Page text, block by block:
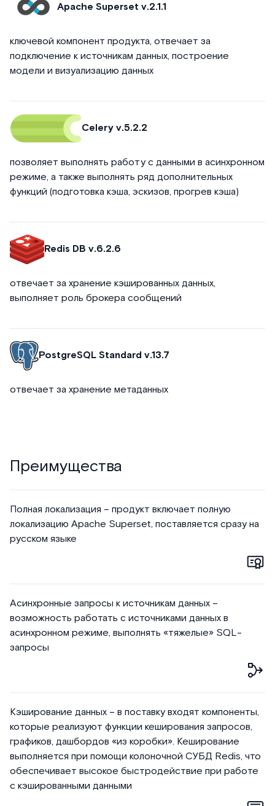
Apache Superset v.2.1.1
ключевой компонент продукта, отвечает за
подключение к источникам данных, построение
модели и визуализацию данных
Celery v.5.2.2
позволяет выполнять работу с данными в асинхронном
режиме, а также выполнять ряд дополнительных
функций (подготовка кэша, эскизов, прогрев кэша)
Redis DB v.6.2.6
отвечает за хранение кэшированных данных,
выполняет роль брокера сообщений
PostgreSQL Standard v.13.7
отвечает за хранение метаданных
Преимущества
Полная локализация – продукт включает полную
локализацию Apache Superset, поставляется сразу на
русском языке
Асинхронные запросы к источникам данных –
возможность работать с источниками данных в
асинхронном режиме, выполнять «тяжелые» SQL-
запросы
Кэширование данных – в поставку входят компоненты,
которые реализуют функции кеширования запросов,
графиков, дашбордов «из коробки». Кеширование
выполняется при помощи колоночной СУБД Redis, что
обеспечивает высокое быстродействие при работе
с кэшированными данными